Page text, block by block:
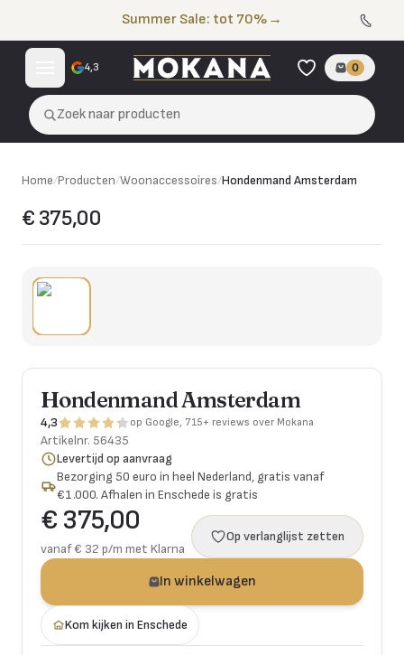
Summer Sale: tot 70% →
4,3 0
Zoek naar producten
Home/Producten/Woonaccessoires/Hondenmand Amsterdam
€ 375,00
Hondenmand Amsterdam
4,3 op Google, 715+ reviews over Mokana
Artikelnr. 56435
Levertijd op aanvraag
Bezorging 50 euro in heel Nederland, gratis vanaf
€1.000. Afhalen in Enschede is gratis
€ 375,00
vanaf € 32 p/m met Klarna
Op verlanglijst zetten
In winkelwagen
Kom kijken in Enschede